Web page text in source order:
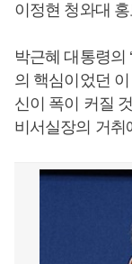
이정현 청와대
박근혜 대통령의
의 핵심이었던
신이 폭이 커질
비서실장의 거취